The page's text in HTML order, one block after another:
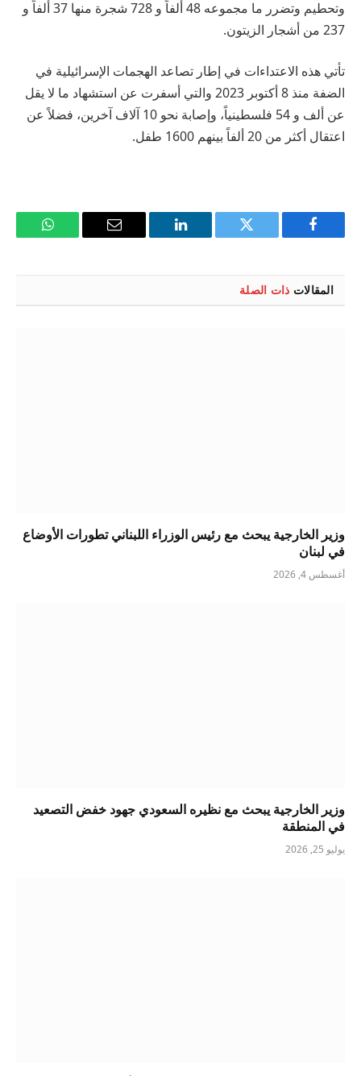
وتحطيم وتضرر ما مجموعه 48 ألفاً و 728 شجرة منها 37 ألفاً و
237 من أشجار الزيتون.
تأتي هذه الاعتداءات في إطار تصاعد الهجمات الإسرائيلية في
الضفة منذ 8 أكتوبر 2023 والتي أسفرت عن استشهاد ما لا يقل
عن ألف و 54 فلسطينياً، وإصابة نحو 10 آلاف آخرين، فضلاً عن
اعتقال أكثر من 20 ألفاً بينهم 1600 طفل.
فيسبوك تويتر لينكدإن
البريد
واتساب
المقالات ذات الصلة
وزير الخارجية يبحث مع رئيس الوزراء اللبناني تطورات الأوضاع
في لبنان
أغسطس 4, 2026
وزير الخارجية يبحث مع نظيره السعودي جهود خفض التصعيد
في المنطقة
يوليو 25, 2026